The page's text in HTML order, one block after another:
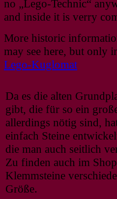
no „Lego-Technic“
and inside it is verry
More historic
may see here, but only
Lego-Kuglomat
Da es die alten
gibt, die für so ein
allerdings nötig sind,
einfach Steine
die man auch seitlich
Zu finden auch im
Klemmsteine
Größe.